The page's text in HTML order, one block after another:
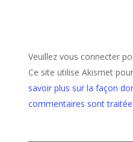
Veuillez vous connecter
Ce site utilise Akismet
savoir plus sur la façon
commentaires sont